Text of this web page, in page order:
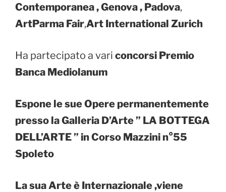
Contemporanea , Genova , Padova,
ArtParma Fair,Art International Zurich
Ha partecipato a vari concorsi Premio
Banca Mediolanum
Espone le sue Opere permanentemente
presso la Galleria D’Arte ” LA BOTTEGA
DELL’ARTE ” in Corso Mazzini n°55
Spoleto
La sua Arte è Internazionale ,viene